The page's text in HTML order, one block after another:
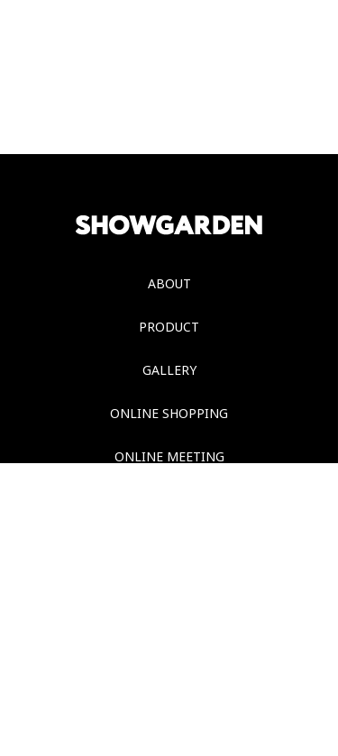
ABOUT
PRODUCT
GALLERY
ONLINE SHOPPING
ONLINE MEETING